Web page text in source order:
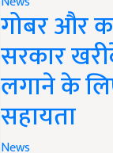
गोबर और
सरकार
लगाने के
सहायता
News